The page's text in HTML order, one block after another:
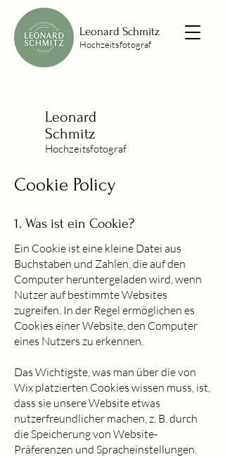
Leonard Schmitz
Hochzeitsfotograf
Leonard
Schmitz
Hochzeitsfotograf
Cookie Policy
1. Was ist ein Cookie?
Ein Cookie ist eine kleine Datei aus
Buchstaben und Zahlen, die auf den
Computer heruntergeladen wird, wenn
Nutzer auf bestimmte Websites
zugreifen. In der Regel ermöglichen es
Cookies einer Website, den Computer
eines Nutzers zu erkennen.
Das Wichtigste, was man über die von
Wix platzierten Cookies wissen muss, ist,
dass sie unsere Website etwas
nutzerfreundlicher machen, z. B. durch
die Speicherung von Website-
Präferenzen und Spracheinstellungen.